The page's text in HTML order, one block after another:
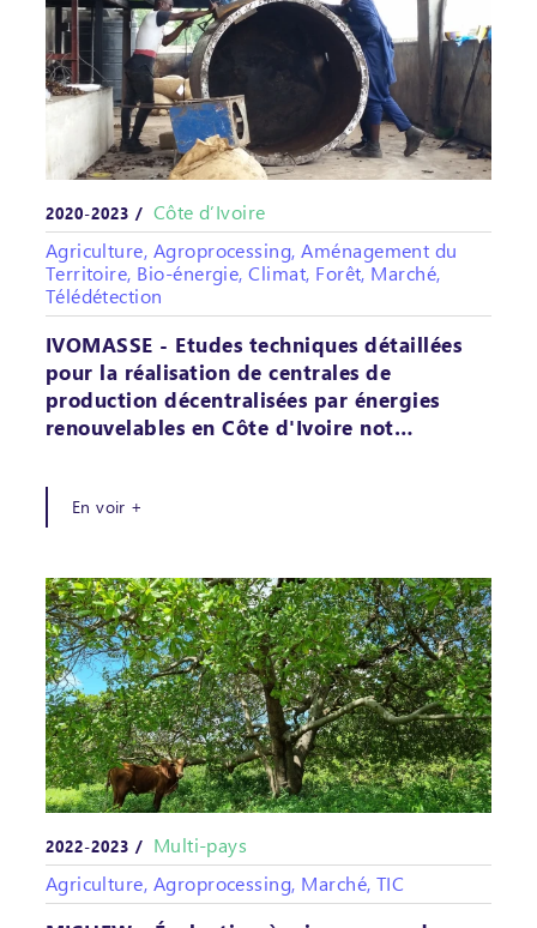
2020-2023 / Côte d’Ivoire
Agriculture, Agroprocessing, Aménagement du
Territoire, Bio-énergie, Climat, Forêt, Marché,
Télédétection
IVOMASSE - Etudes techniques détaillées
pour la réalisation de centrales de
production décentralisées par énergies
renouvelables en Côte d'Ivoire not…
En voir +
2022-2023 / Multi-pays
Agriculture, Agroprocessing, Marché, TIC